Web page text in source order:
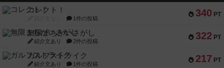
340 PT
コレクト！
1件の投稿
322 PT
無限まちがいさがし
紹介文あり 2件の投稿
217 PT
ガルフストライク
紹介文あり 1件の投稿